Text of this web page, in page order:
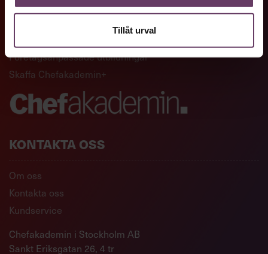
Tillåt urval
Företagsanpassade utbildningar
Skaffa Chefakademin+
KONTAKTA OSS
Om oss
Kontakta oss
Kundservice
Chefakademin i Stockholm AB
Sankt Eriksgatan 26, 4 tr